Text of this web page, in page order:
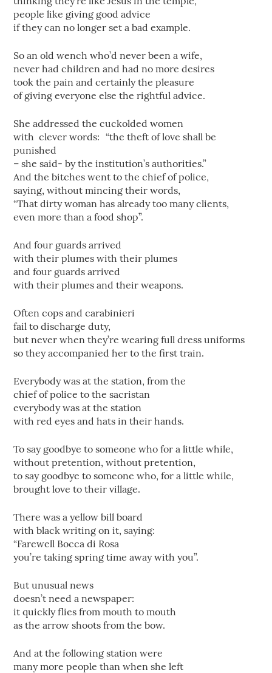
people like giving good advice
if they can no longer set a bad example.
So an old wench who’d never been a wife,
never had children and had no more desires
took the pain and certainly the pleasure
of giving everyone else the rightful advice.
She addressed the cuckolded women
with clever words: “the theft of love shall be
punished
– she said- by the institution’s authorities.”
And the bitches went to the chief of police,
saying, without mincing their words,
“That dirty woman has already too many clients,
even more than a food shop”.
And four guards arrived
with their plumes with their plumes
and four guards arrived
with their plumes and their weapons.
Often cops and carabinieri
fail to discharge duty,
but never when they’re wearing full dress uniforms
so they accompanied her to the first train.
Everybody was at the station, from the
chief of police to the sacristan
everybody was at the station
with red eyes and hats in their hands.
To say goodbye to someone who for a little while,
without pretention, without pretention,
to say goodbye to someone who, for a little while,
brought love to their village.
There was a yellow bill board
with black writing on it, saying:
“Farewell Bocca di Rosa
you’re taking spring time away with you”.
But unusual news
doesn’t need a newspaper:
it quickly flies from mouth to mouth
as the arrow shoots from the bow.
And at the following station were
many more people than when she left